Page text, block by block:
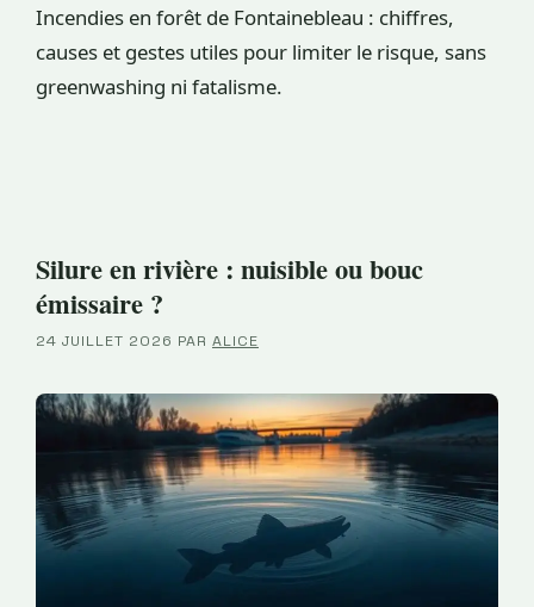
Incendies en forêt de Fontainebleau : chiffres,
causes et gestes utiles pour limiter le risque, sans
greenwashing ni fatalisme.
Silure en rivière : nuisible ou bouc
émissaire ?
24 JUILLET 2026 PAR ALICE